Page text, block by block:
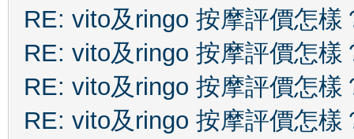
RE: vito及ringo 按摩評價怎樣
RE: vito及ringo 按摩評價怎樣
RE: vito及ringo 按摩評價怎樣
RE: vito及ringo 按摩評價怎樣